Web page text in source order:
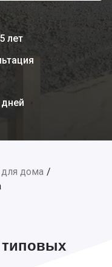
лет
дома